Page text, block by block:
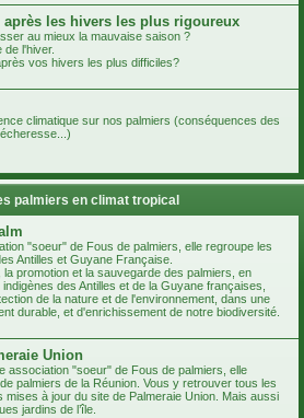
après les hivers les plus rigoureux
au mieux la mauvaise saison ?
l'hiver.
vos hivers les plus difficiles?
climatique sur nos palmiers (conséquences des
palmiers en climat tropical
"soeur" de Fous de palmiers, elle regroupe les
Antilles et Guyane Française.
la promotion et la sauvegarde des palmiers, en
des Antilles et de la Guyane françaises,
de la nature et de l'environnement, dans une
durable, et d'enrichissement de notre biodiversité.
Union
association "soeur" de Fous de palmiers, elle
palmiers de la Réunion. Vous y retrouver tous les
mises à jour du site de Palmeraie Union. Mais aussi
jardins de l’île.